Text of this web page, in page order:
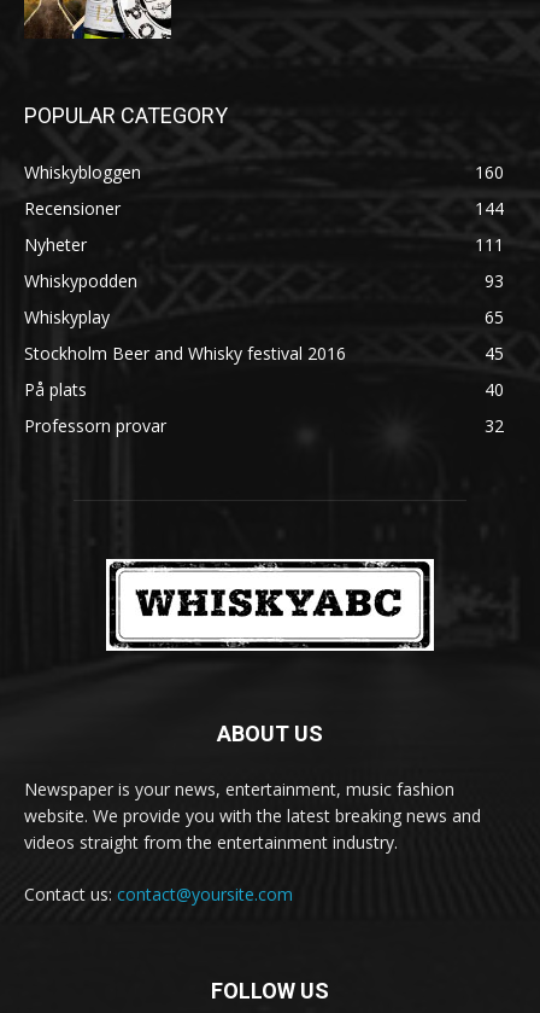
POPULAR CATEGORY
Whiskybloggen
160
Recensioner
144
Nyheter
111
Whiskypodden
93
Whiskyplay
65
Stockholm Beer and Whisky festival 2016
45
På plats
40
Professorn provar
32
ABOUT US
Newspaper is your news, entertainment, music fashion
website. We provide you with the latest breaking news and
videos straight from the entertainment industry.
Contact us: contact@yoursite.com
FOLLOW US